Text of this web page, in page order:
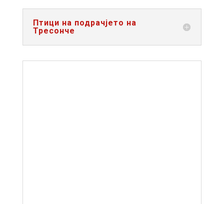
Птици на подрачјето на
Тресонче